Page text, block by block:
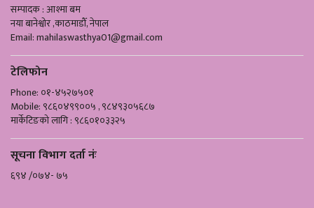
सम्पादक : आश्मा बम
नया बानेश्वोर ,काठमाडौँ, नेपाल
Email:mahilaswasthya01@gmail.com
टेलिफोन
Phone: ०१-४५२७५०१
Mobile: ९८६०४९९००५ , ९८४९३०५६८७
मार्केटिङको लागि : ९८६०१०३३२५
सूचना विभाग दर्ता नंः
६९४ /०७४- ७५